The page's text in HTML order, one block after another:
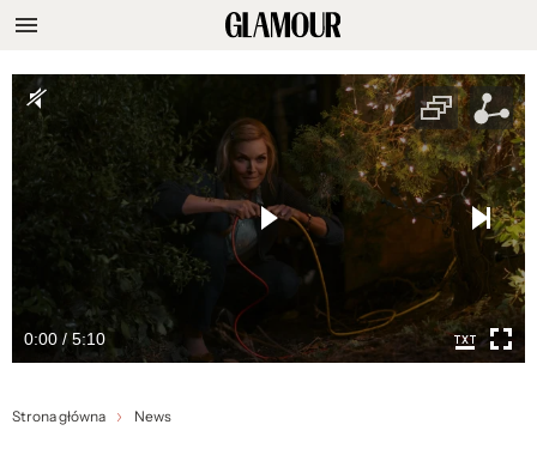
0:00 / 5:10
Strona główna News